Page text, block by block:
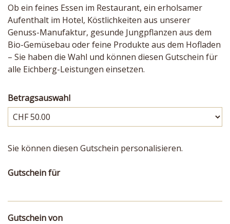
Ob ein feines Essen im Restaurant, ein erholsamer
Aufenthalt im Hotel, Köstlichkeiten aus unserer
Genuss-Manufaktur, gesunde Jungpflanzen aus dem
Bio-Gemüsebau oder feine Produkte aus dem Hofladen
– Sie haben die Wahl und können diesen Gutschein für
alle Eichberg-Leistungen einsetzen.
Betragsauswahl
Sie können diesen Gutschein personalisieren.
Gutschein für
Gutschein von